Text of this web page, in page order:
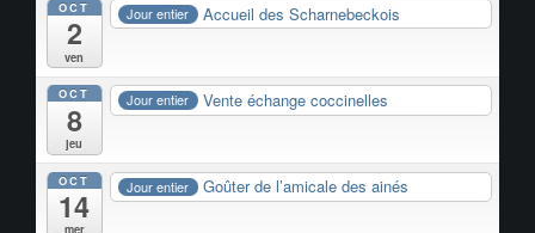
OCT
2
ven
Jour entier Accueil des Scharnebeckois
OCT
8
jeu
Jour entier Vente échange coccinelles
OCT
14
mer
Jour entier Goûter de l’amicale des ainés